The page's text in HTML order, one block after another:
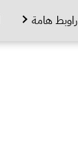
راوبط هامة